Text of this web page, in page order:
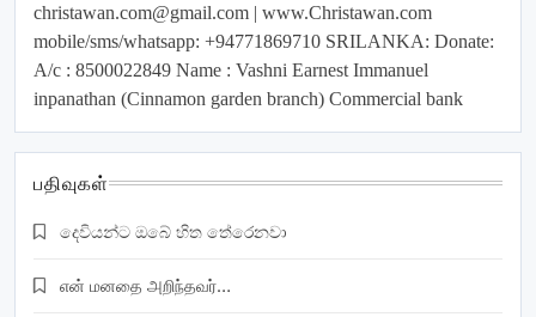
christawan.com@gmail.com | www.Christawan.com
mobile/sms/whatsapp: +94771869710 SRILANKA: Donate:
A/c : 8500022849 Name : Vashni Earnest Immanuel
inpanathan (Cinnamon garden branch) Commercial bank
பதிவுகள்
දෙවියන්ට ඔබේ හිත තේරෙනවා
என் மனதை அறிந்தவர்…